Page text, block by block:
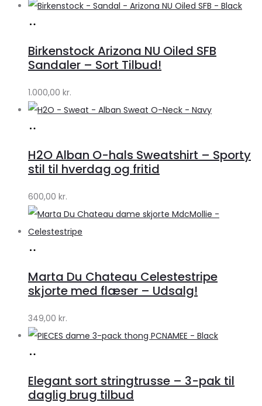
Lykke
Lykke
Birkenstock Arizona NU Oiled SFB
Sandaler – Sort Tilbud!
1.000,00 kr.
Lykke
Lykke
H2O Alban O-hals Sweatshirt – Sporty
stil til hverdag og fritid
600,00 kr.
Klædeskabet.dk
Marta Du Chateau Celestestripe
skjorte med flæser – Udsalg!
349,00 kr.
Klædeskabet.dk
Elegant sort stringtrusse – 3-pak til
daglig brug tilbud